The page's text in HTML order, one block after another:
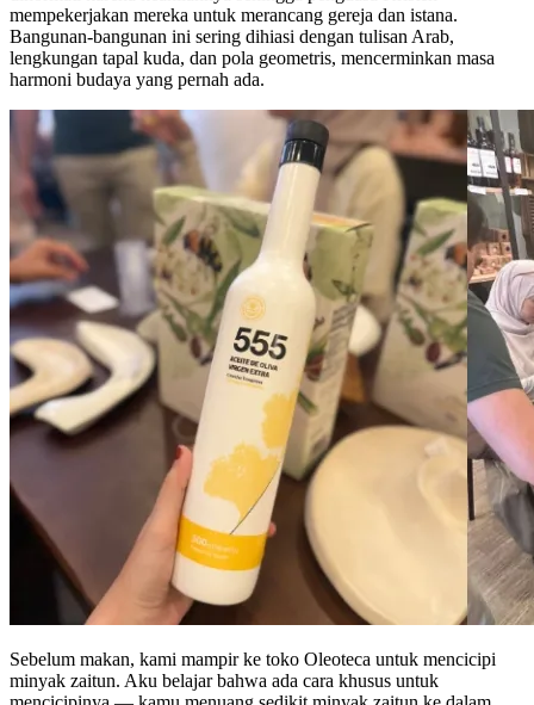
mempekerjakan mereka untuk merancang gereja dan istana.
Bangunan-bangunan ini sering dihiasi dengan tulisan Arab,
lengkungan tapal kuda, dan pola geometris, mencerminkan masa
harmoni budaya yang pernah ada.
Sebelum makan, kami mampir ke toko Oleoteca untuk mencicipi
minyak zaitun. Aku belajar bahwa ada cara khusus untuk